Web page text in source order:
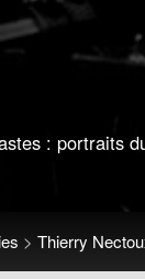
: portraits
> Thierry